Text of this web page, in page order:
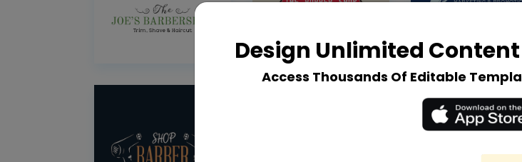
Design Unlimited
Access Thousands Of Editable